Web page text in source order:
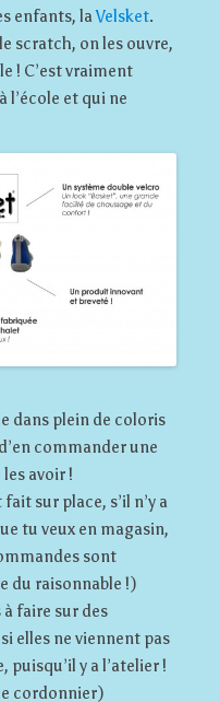
enfants, laVelsket.
scratch, on les ouvre,
! C’est vraiment
l’école et qui ne
dans plein de coloris
commander une
avoir !
sur place, s’il n’y a
tu veux en magasin,
sont
du raisonnable !)
faire sur des
elles ne viennent pas
puisqu’il y a l’atelier !
cordonnier)